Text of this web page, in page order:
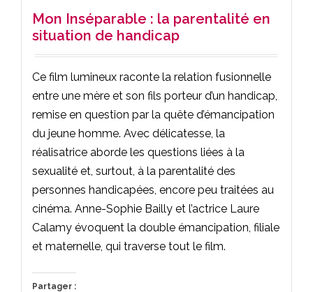
Mon Inséparable : la parentalité en
situation de handicap
Ce film lumineux raconte la relation fusionnelle
entre une mère et son fils porteur d’un handicap,
remise en question par la quête d’émancipation
du jeune homme. Avec délicatesse, la
réalisatrice aborde les questions liées à la
sexualité et, surtout, à la parentalité des
personnes handicapées, encore peu traitées au
cinéma. Anne-Sophie Bailly et l’actrice Laure
Calamy évoquent la double émancipation, filiale
et maternelle, qui traverse tout le film.
Partager :